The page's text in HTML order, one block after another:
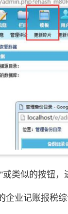
类似的按钮，
企业记账报税